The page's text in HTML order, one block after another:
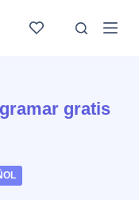
gratis